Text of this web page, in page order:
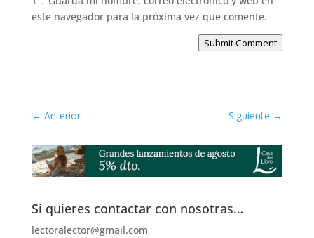
este navegador para la próxima vez que comente.
Submit Comment
← Anterior Siguiente →
Si quieres contactar con nosotras…
lectoralector@gmail.com